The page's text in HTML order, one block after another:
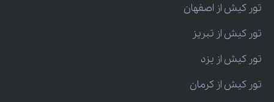
تور کیش از اصفهان
تور کیش از تبریز
تور کیش از یزد
تور کیش از کرمان